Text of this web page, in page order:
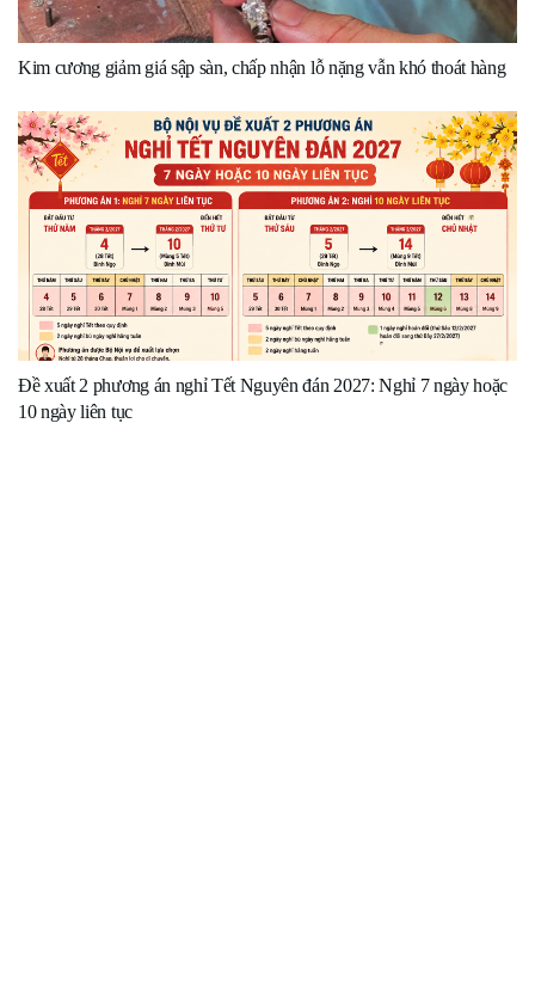
Kim cương giảm giá sập sàn, chấp nhận lỗ nặng vẫn khó thoát hàng
Đề xuất 2 phương án nghỉ Tết Nguyên đán 2027: Nghỉ 7 ngày hoặc
10 ngày liên tục